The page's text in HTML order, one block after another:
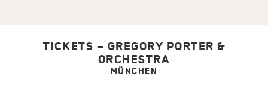
TICKETS – GREGORY PORTER &
ORCHESTRA
MÜNCHEN